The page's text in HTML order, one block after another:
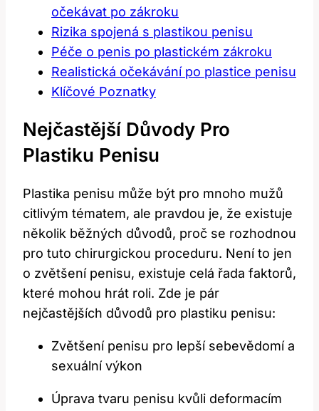
očekávat po zákroku
Rizika spojená s plastikou penisu
Péče o penis ⁢po plastickém ⁤zákroku
Realistická ⁣očekávání po‌ plastice penisu
Klíčové⁣ Poznatky
Nejčastější⁢ Důvody Pro
Plastiku Penisu
Plastika penisu může‍ být pro mnoho mužů
citlivým tématem, ale pravdou je, že⁤ existuje
několik běžných důvodů, ‍proč se rozhodnou
pro tuto ‌chirurgickou proceduru.⁤ Není‍ to jen​
o zvětšení penisu, existuje celá řada faktorů,
které mohou hrát roli. Zde ⁤je pár
nejčastějších‍ důvodů pro plastiku⁣ penisu:
Zvětšení penisu pro ⁢lepší sebevědomí a
sexuální výkon
Úprava tvaru penisu ‌kvůli⁣ deformacím